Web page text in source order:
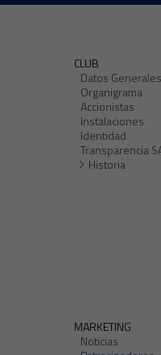
CLUB
Datos Generales
Organigrama
Accionistas
Instalaciones
Identidad
Transparencia
Historia
MARKETING
Noticias